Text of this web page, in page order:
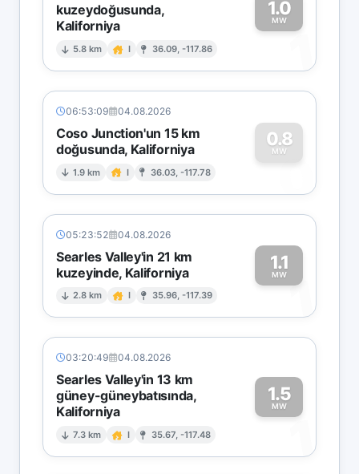
kuzeydoğusunda,
Kaliforniya
5.8 km I 36.09, -117.86
1.0
MW
1
06:53:09 04.08.2026
Coso Junction'un 15 km
doğusunda, Kaliforniya
1.9 km I 36.03, -117.78
0.8
MW
0
05:23:52 04.08.2026
Searles Valley'in 21 km
kuzeyinde, Kaliforniya
2.8 km I 35.96, -117.39
1.1
MW1
03:20:49 04.08.2026
Searles Valley'in 13 km
güney-güneybatısında,
Kaliforniya
7.3 km I 35.67, -117.48
1.5
MW
1